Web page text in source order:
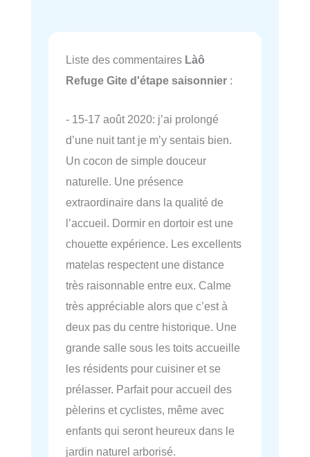
Liste des commentaires Làô
Refuge Gite d'étape saisonnier :
- 15-17 août 2020: j’ai prolongé
d’une nuit tant je m’y sentais bien.
Un cocon de simple douceur
naturelle. Une présence
extraordinaire dans la qualité de
l’accueil. Dormir en dortoir est une
chouette expérience. Les excellents
matelas respectent une distance
très raisonnable entre eux. Calme
très appréciable alors que c’est à
deux pas du centre historique. Une
grande salle sous les toits accueille
les résidents pour cuisiner et se
prélasser. Parfait pour accueil des
pèlerins et cyclistes, même avec
enfants qui seront heureux dans le
jardin naturel arborisé.